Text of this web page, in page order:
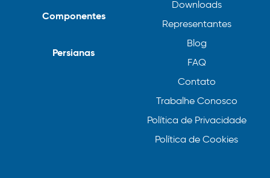
Downloads
Representantes
Blog
FAQ
Contato
Trabalhe Conosco
Política de Privacidade
Política de Cookies
Componentes
Persianas